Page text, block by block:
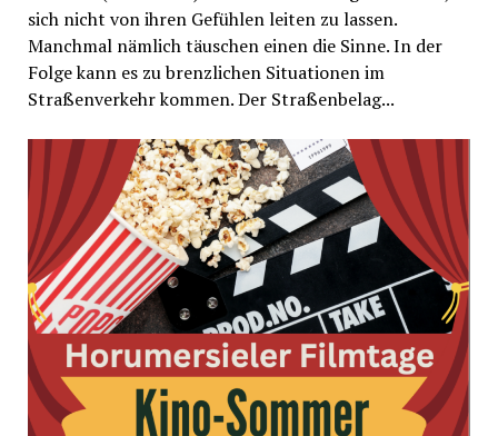
sich nicht von ihren Gefühlen leiten zu lassen.
Manchmal nämlich täuschen einen die Sinne. In der
Folge kann es zu brenzlichen Situationen im
Straßenverkehr kommen. Der Straßenbelag...